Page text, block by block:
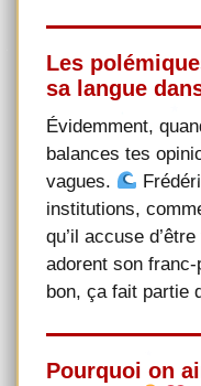
Les
sa langue
Évidemment,
balances tes
vagues.
institutions,
qu’il accuse
adorent son franc-
bon, ça fait partie
Pourquoi on